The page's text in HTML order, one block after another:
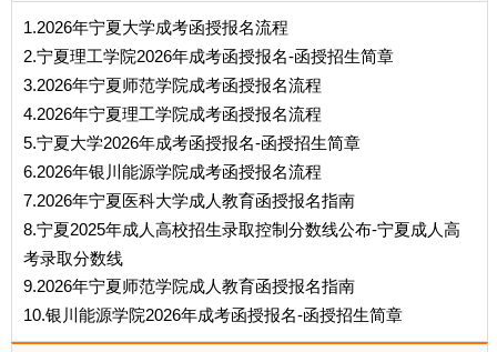
1.2026年宁夏大学成考函授报名流程
2.宁夏理工学院2026年成考函授报名-函授招生简章
3.2026年宁夏师范学院成考函授报名流程
4.2026年宁夏理工学院成考函授报名流程
5.宁夏大学2026年成考函授报名-函授招生简章
6.2026年银川能源学院成考函授报名流程
7.2026年宁夏医科大学成人教育函授报名指南
8.宁夏2025年成人高校招生录取控制分数线公布-宁夏成人高
考录取分数线
9.2026年宁夏师范学院成人教育函授报名指南
10.银川能源学院2026年成考函授报名-函授招生简章